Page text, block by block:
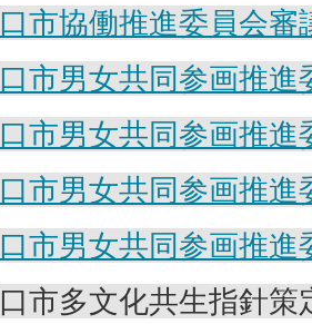
市協働推進委員会審
市男女共同参画推進
市男女共同参画推進
市男女共同参画推進
市男女共同参画推進
市多文化共生指針策